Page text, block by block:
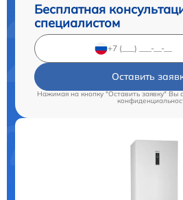
Бесплатная
специалистом
Оставить
Нажимая на кнопку "Оставить заявку" Вы